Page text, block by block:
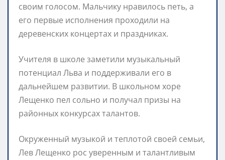
своим голосом. Мальчику нравилось петь, а
его первые исполнения проходили на
деревенских концертах и праздниках.
Учителя в школе заметили музыкальный
потенциал Льва и поддерживали его в
дальнейшем развитии. В школьном хоре
Лещенко пел сольно и получал призы на
районных конкурсах талантов.
Окруженный музыкой и теплотой своей семьи,
Лев Лещенко рос уверенным и талантливым